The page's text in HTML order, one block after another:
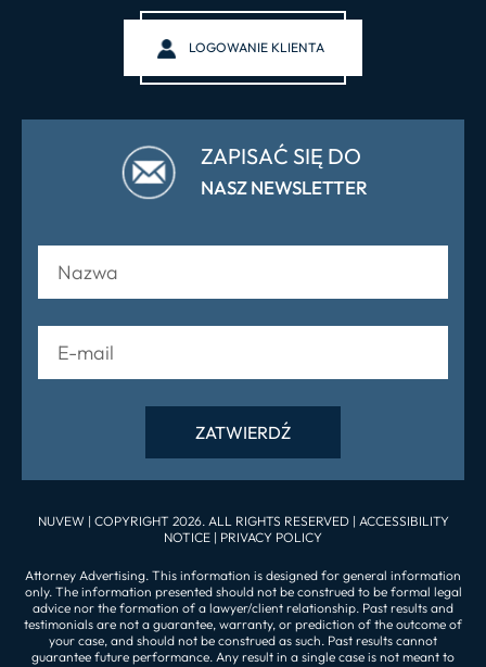
LOGOWANIE KLIENTA
ZAPISAĆ SIĘ DO
NASZ NEWSLETTER
NUVEW | COPYRIGHT 2026. ALL RIGHTS RESERVED | ACCESSIBILITY
NOTICE | PRIVACY POLICY
Attorney Advertising. This information is designed for general information
only. The information presented should not be construed to be formal legal
advice nor the formation of a lawyer/client relationship. Past results and
testimonials are not a guarantee, warranty, or prediction of the outcome of
your case, and should not be construed as such. Past results cannot
guarantee future performance. Any result in a single case is not meant to